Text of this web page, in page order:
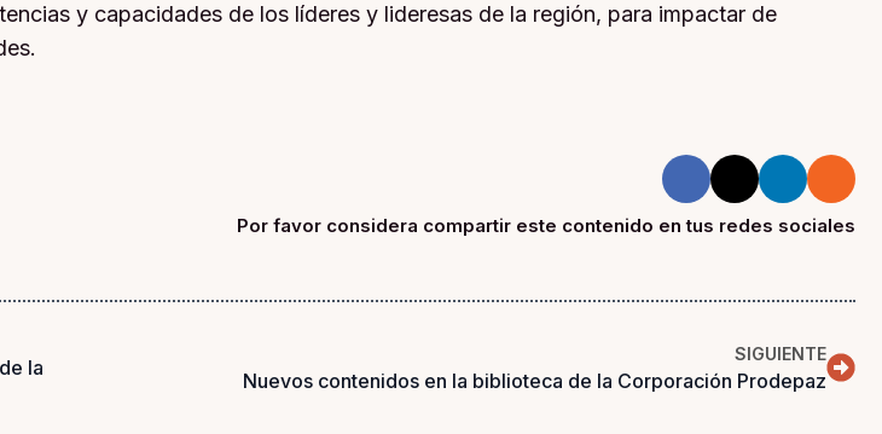
y capacidades de los líderes y lideresas de la región, para impactar de
Por favor considera compartir este contenido en tus redes sociales
la
SIGUIENTE
Nuevos contenidos en la biblioteca de la Corporación Prodepaz